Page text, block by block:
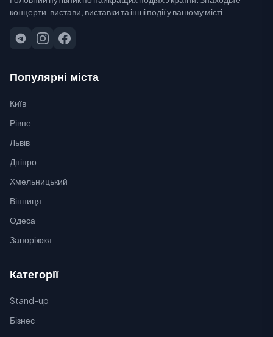
концерти, вистави, виставки та інші події у вашому місті.
Популярні міста
Київ
Рівне
Львів
Дніпро
Хмельницький
Вінниця
Одеса
Запоріжжя
Категорії
Stand-up
Бізнес